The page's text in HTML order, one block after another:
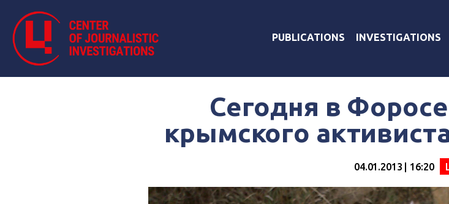
PUBLICATIONS INVESTIGATIONS
Сегодня в
крымского
04.01.2013 | 16:20